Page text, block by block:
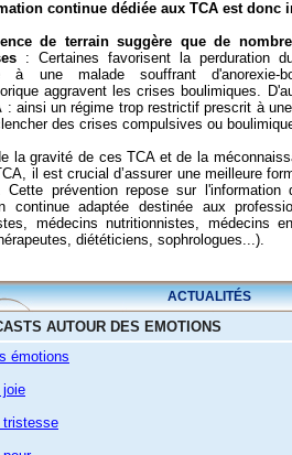
continue dédiée aux TCA est donc
de terrain suggère que de
: Certaines favorisent la perduration
à une malade souffrant d'anorexie-
aggravent les crises boulimiques.
: ainsi un régime trop restrictif prescrit à
des crises compulsives ou
la gravité de ces TCA et de la
il est crucial d’assurer une meilleure
Cette prévention repose sur
continue adaptée destinée aux
médecins nutritionnistes, médecins
diététiciens, sophrologues...).
ACTUALITÉS
AUTOUR DES EMOTIONS
émotions
joie
tristesse